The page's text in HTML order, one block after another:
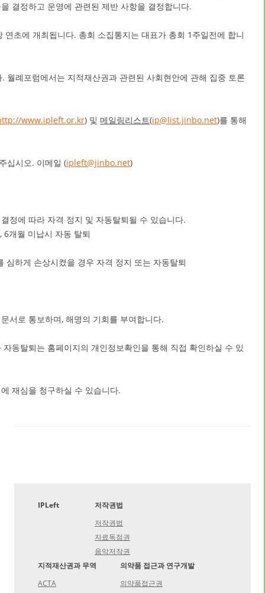
결정하고 운영에 관련된 제반 사항을 결정합니다.
연초에 개최됩니다. 총회 소집통지는 대표가 총회 1주일전에 합니
월례포럼에서는 지적재산권과 관련된 사회현안에 관해 집중 토론
www.ipleft.or.kr) 및 메일링리스트(ip@list.jinbo.net)를 통해
십시오. 이메일 (ipleft@jinbo.net)
정에 따라 자격 정지 및 자동탈퇴될 수 있습니다.
개월 미납시 자동 탈퇴
하게 손상시켰을 경우 자격 정지 또는 자동탈퇴
서로 통보하며, 해명의 기회를 부여합니다.
동탈퇴는 홈페이지의 개인정보확인을 통해 직접 확인하실 수 있
재심을 청구하실 수 있습니다.
IPLeft
저작권법
저작권법
자료독점권
음악저작권
지적재산권과 무역
ACTA
의약품 접근과 연구개발
의약품접근권